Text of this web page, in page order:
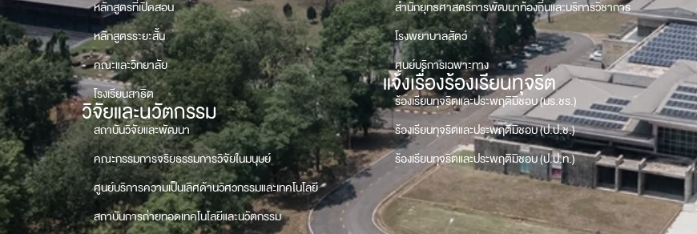
หลักสูตรที่เปิดสอน
หลักสูตรระยะสั้น
คณะและวิทยาลัย
โรงเรียนสาธิต
วิจัยและนวัตกรรม
สถาบันวิจัยและพัฒนา
คณะกรรมการจริยธรรมการวิจัยในมนุษย์
ศูนย์บริการความเป็นเลิศด้านวิศวกรรมและเทคโนโลยี
สถาบันการถ่ายทอดเทคโนโลยีและนวัตกรรม
สำนักยุทธศาสตร์การพัฒนาท้องถิ่นและบริการวิชาการ
โรงพยาบาลสัตว์
ศูนย์บริการเฉพาะทาง
แจ้งเรื่องร้องเรียนทุจริต
ร้องเรียนทุจริตและประพฤติมิชอบ (มร.ชร.)
ร้องเรียนทุจริตและประพฤติมิชอบ (ป.ป.ช.)
ร้องเรียนทุจริตและประพฤติมิชอบ (ป.ป.ท.)